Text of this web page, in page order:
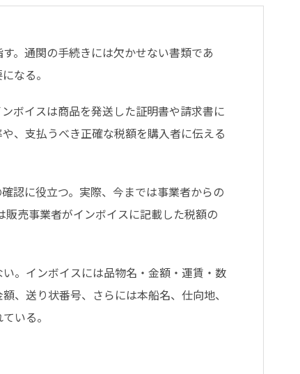
。通関の手続きには欠かせない書類であ
なる。
ボイスは商品を発送した証明書や請求書に
、支払うべき正確な税額を購入者に伝える
認に役立つ。実際、今までは事業者からの
売事業者がインボイスに記載した税額の
。インボイスには品物名・金額・運賃・数
、送り状番号、さらには本船名、仕向地、
いる。